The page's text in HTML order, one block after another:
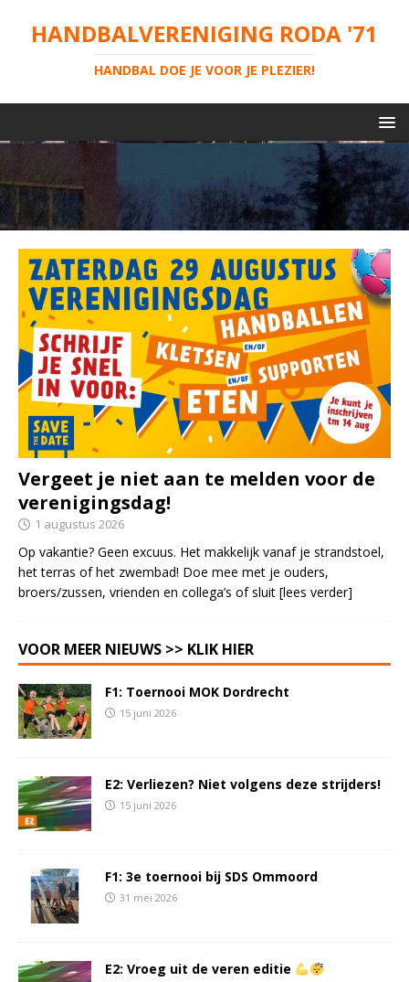
HANDBALVERENIGING RODA '71
HANDBAL DOE JE VOOR JE PLEZIER!
Vergeet je niet aan te melden voor de
verenigingsdag!
1 augustus 2026
Op vakantie? Geen excuus. Het makkelijk vanaf je strandstoel,
het terras of het zwembad! Doe mee met je ouders,
broers/zussen, vrienden en collega’s of sluit [lees verder]
VOOR MEER NIEUWS >> KLIK HIER
F1: Toernooi MOK Dordrecht
15 juni 2026
E2: Verliezen? Niet volgens deze strijders!
15 juni 2026
F1: 3e toernooi bij SDS Ommoord
31 mei 2026
E2: Vroeg uit de veren editie